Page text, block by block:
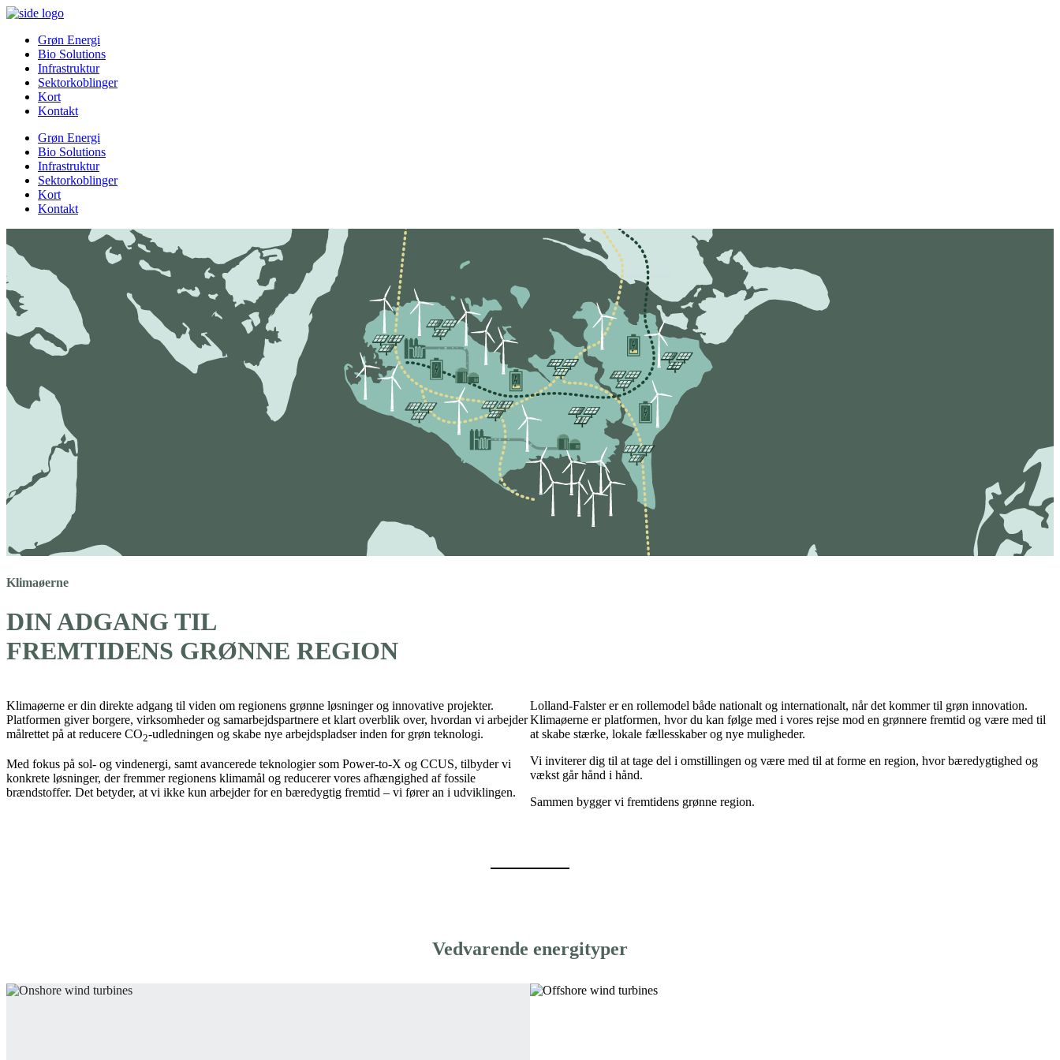
Grøn Energi
Bio Solutions
Infrastruktur
Sektorkoblinger
Kort
Kontakt
Grøn Energi
Bio Solutions
Infrastruktur
Sektorkoblinger
Kort
Kontakt
Neumünster
Klimaøerne
DIN ADGANG TIL
FREMTIDENS GRØNNE REGION
Klimaøerne er din direkte adgang til viden om regionens grønne løsninger og innovative projekter.
Platformen giver borgere, virksomheder og samarbejdspartnere et klart overblik over, hvordan vi arbejder
målrettet på at reducere CO2-udledningen og skabe nye arbejdspladser inden for grøn teknologi.
Med fokus på sol- og vindenergi, samt avancerede teknologier som Power-to-X og CCUS, tilbyder vi
konkrete løsninger, der fremmer regionens klimamål og reducerer vores afhængighed af fossile
brændstoffer. Det betyder, at vi ikke kun arbejder for en bæredygtig fremtid – vi fører an i udviklingen.
Lolland-Falster er en rollemodel både nationalt og internationalt, når det kommer til grøn innovation.
Klimaøerne er platformen, hvor du kan følge med i vores rejse mod en grønnere fremtid og være med til
at skabe stærke, lokale fællesskaber og nye muligheder.
Vi inviterer dig til at tage del i omstillingen og være med til at forme en region, hvor bæredygtighed og
vækst går hånd i hånd.
Sammen bygger vi fremtidens grønne region.
Vedvarende energityper